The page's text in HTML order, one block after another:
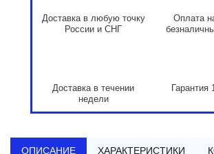
Доставка в любую точку
России и СНГ
Оплата
Доставка в течении
недели
Гарантия
ОПИСАНИЕ ХАРАКТЕРИСТИКИ